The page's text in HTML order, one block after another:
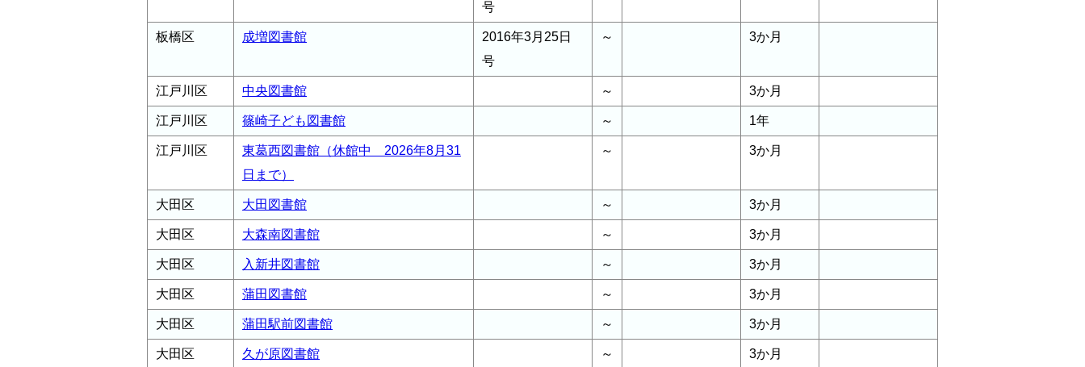
号
板橋区 成増図書館
2016年3月25日
号
～ 3か月
江戸川区 中央図書館 ～ 3か月
江戸川区 篠崎子ども図書館 ～ 1年
江戸川区
東葛西図書館（休館中 2026年8月31
日まで）
～ 3か月
大田区 大田図書館 ～ 3か月
大田区 大森南図書館 ～ 3か月
大田区 入新井図書館 ～ 3か月
大田区 蒲田図書館 ～ 3か月
大田区 蒲田駅前図書館 ～ 3か月
大田区 久が原図書館 ～ 3か月